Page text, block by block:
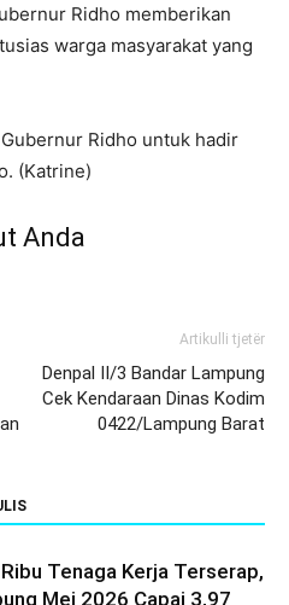
Ridho memberikan
warga masyarakat yang
Ridho untuk hadir
(Katrine)
Anda
Artikulli tjetër
Denpal II/3 Bandar Lampung
Cek Kendaraan Dinas Kodim
0422/Lampung Barat
Tenaga Kerja Terserap,
Mei 2026 Capai 3,97